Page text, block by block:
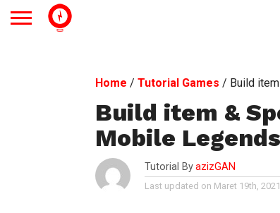
Home / Tutorial Games / Build
Build item &
Mobile Legends
Tutorial ByazizGAN
Last updated on Maret 19th, 2021